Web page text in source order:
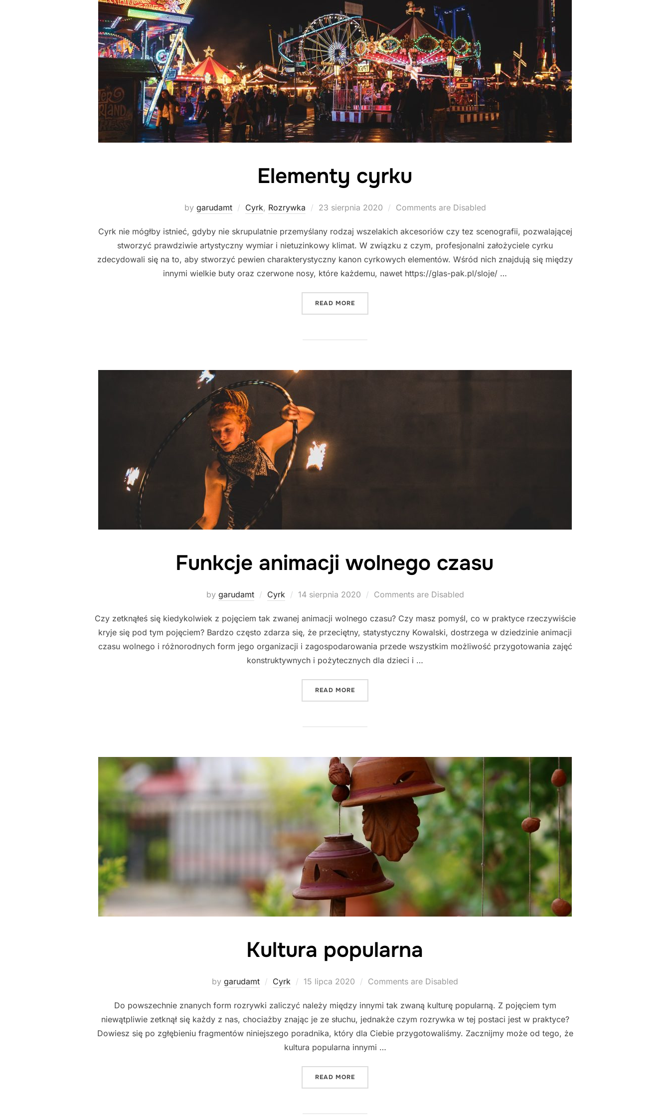
Elementy cyrku
by garudamt Cyrk, Rozrywka
Posted
23 sierpnia 2020 Comments are Disabled
Cyrk nie mógłby istnieć, gdyby nie skrupulatnie przemyślany rodzaj wszelakich akcesoriów czy tez scenografii, pozwalającej
stworzyć prawdziwie artystyczny wymiar i nietuzinkowy klimat. W związku z czym, profesjonalni założyciele cyrku
zdecydowali się na to, aby stworzyć pewien charakterystyczny kanon cyrkowych elementów. Wśród nich znajdują się między
innymi wielkie buty oraz czerwone nosy, które każdemu, nawet https://glas-pak.pl/sloje/ …
READ MORE
Funkcje animacji wolnego czasu
by garudamt Cyrk
Posted
14 sierpnia 2020 Comments are Disabled
Czy zetknąłeś się kiedykolwiek z pojęciem tak zwanej animacji wolnego czasu? Czy masz pomyśl, co w praktyce rzeczywiście
kryje się pod tym pojęciem? Bardzo często zdarza się, że przeciętny, statystyczny Kowalski, dostrzega w dziedzinie animacji
czasu wolnego i różnorodnych form jego organizacji i zagospodarowania przede wszystkim możliwość przygotowania zajęć
konstruktywnych i pożytecznych dla dzieci i …
READ MORE
Kultura popularna
by garudamt Cyrk
Posted
15 lipca 2020 Comments are Disabled
Do powszechnie znanych form rozrywki zaliczyć należy między innymi tak zwaną kulturę popularną. Z pojęciem tym
niewątpliwie zetknął się każdy z nas, chociażby znając je ze słuchu, jednakże czym rozrywka w tej postaci jest w praktyce?
Dowiesz się po zgłębieniu fragmentów niniejszego poradnika, który dla Ciebie przygotowaliśmy. Zacznijmy może od tego, że
kultura popularna innymi …
READ MORE